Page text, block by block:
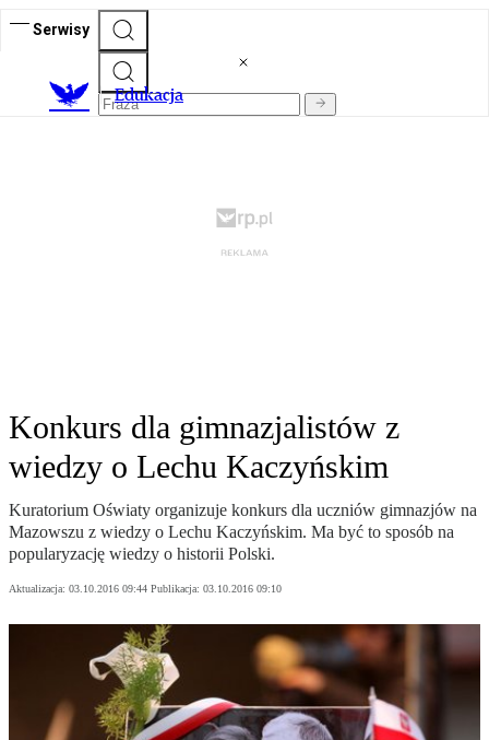
Serwisy
Edukacja
Konkurs dla gimnazjalistów z
wiedzy o Lechu Kaczyńskim
Kuratorium Oświaty organizuje konkurs dla uczniów gimnazjów na
Mazowszu z wiedzy o Lechu Kaczyńskim. Ma być to sposób na
popularyzację wiedzy o historii Polski.
Aktualizacja: 03.10.2016 09:44 Publikacja: 03.10.2016 09:10